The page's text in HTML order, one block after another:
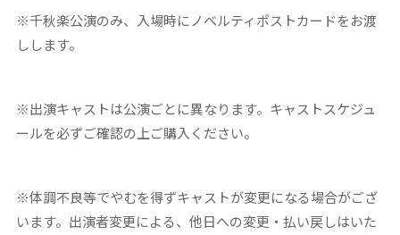
※千秋楽公演のみ、入場時にノベルティポストカードをお渡
しします。
※出演キャストは公演ごとに異なります。キャストスケジュ
ールを必ずご確認の上ご購入ください。
※体調不良等でやむを得ずキャストが変更になる場合がござ
います。出演者変更による、他日への変更・払い戻しはいた